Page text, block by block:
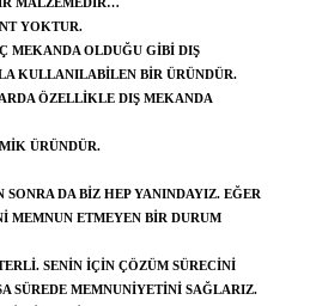
MALZEMEDIR…
YOKTUR.
MEKANDA OLDUĞU GIBI DIŞ
KULLANILABILEN BIR ÜRÜNDÜR.
ÖZELLIKLE DIŞ MEKANDA
ÜRÜNDÜR.
DA BIZ HEP YANINDAYIZ. EĞER
MEMNUN ETMEYEN BIR DURUM
SENIN IÇIN ÇÖZÜM SÜRECINI
SÜREDE MEMNUNIYETINI SAĞLARIZ.